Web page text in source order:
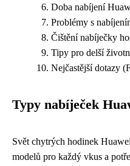
Doba nabíjení
Problémy s
Čištění nabíječky
Tipy pro delší
Nejčastější dotazy
Typy nabíječek
Svět chytrých hodinek
modelů pro každý vkus a